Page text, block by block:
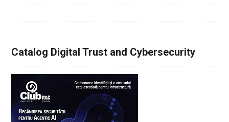
Catalog Digital Trust and Cybersecurity